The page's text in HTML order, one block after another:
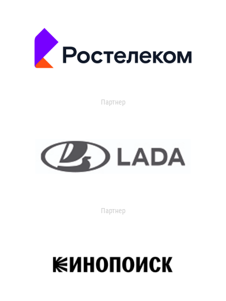
Партнер
Партнер